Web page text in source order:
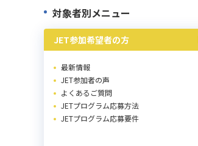
対象者別メニュー
JET参加希望者の方
最新情報
JET参加者の声
よくあるご質問
JETプログラム応募方法
JETプログラム応募要件